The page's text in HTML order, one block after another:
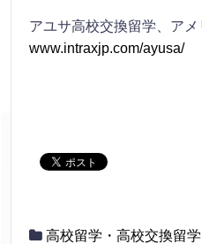
アユサ高校交換留学、ア
www.intraxjp.com/ayusa/
高校留学・高校交換留学